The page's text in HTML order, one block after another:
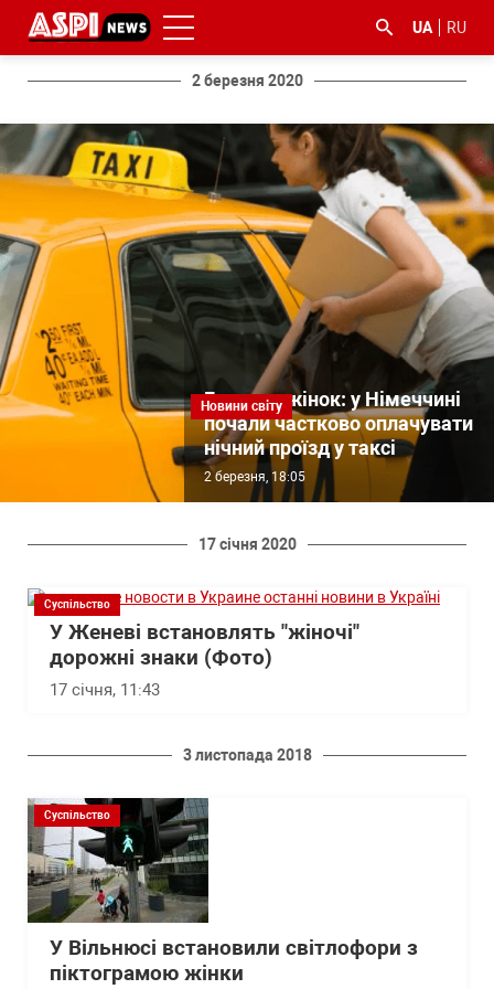
UA RU
2 березня 2020
Новини світу
Безпека жінок: у Німеччині
почали частково оплачувати
нічний проїзд у таксі
2 березня, 18:05
17 січня 2020
Суспільство
У Женеві встановлять "жіночі"
дорожні знаки (Фото)
17 січня, 11:43
3 листопада 2018
Суспільство
У Вільнюсі встановили світлофори з
піктограмою жінки
#ООС
#боротьба
корупцією
#ДФС #Київ #коронавірус